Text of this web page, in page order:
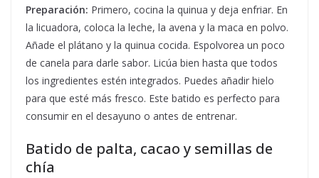
Preparación: Primero, cocina la quinua y deja enfriar. En
la licuadora, coloca la leche, la avena y la maca en polvo.
Añade el plátano y la quinua cocida. Espolvorea un poco
de canela para darle sabor. Licúa bien hasta que todos
los ingredientes estén integrados. Puedes añadir hielo
para que esté más fresco. Este batido es perfecto para
consumir en el desayuno o antes de entrenar.
Batido de palta, cacao y semillas de
chía